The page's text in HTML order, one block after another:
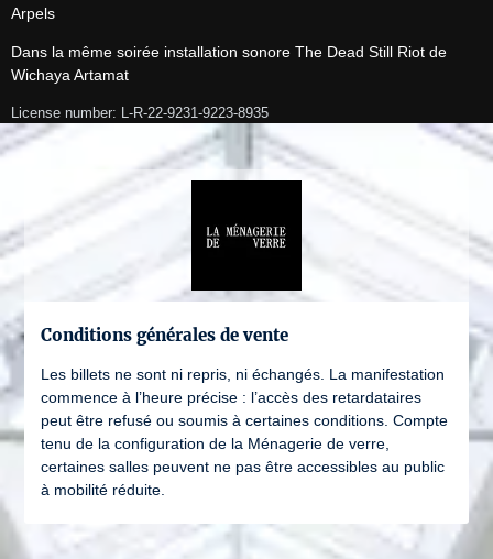
Arpels
Dans la même soirée installation sonore The Dead Still Riot de
Wichaya Artamat
License number: L-R-22-9231-9223-8935
Conditions générales de vente
Les billets ne sont ni repris, ni échangés. La manifestation
commence à l’heure précise : l’accès des retardataires
peut être refusé ou soumis à certaines conditions. Compte
tenu de la configuration de la Ménagerie de verre,
certaines salles peuvent ne pas être accessibles au public
à mobilité réduite.